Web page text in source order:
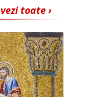
vezi toate ›